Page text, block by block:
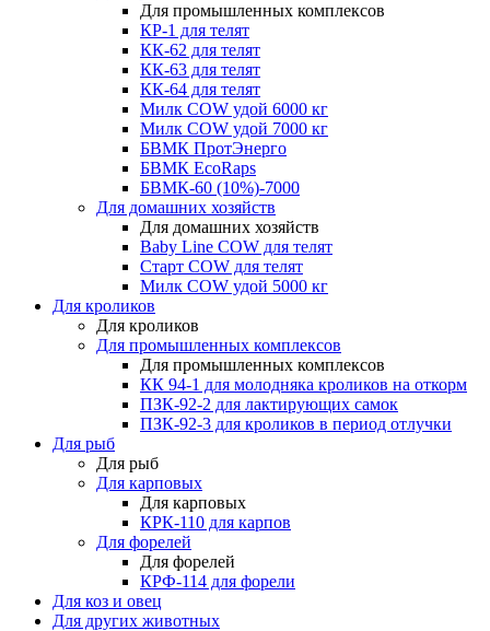
Для промышленных комплексов
КР-1 для телят
КК-62 для телят
КК-63 для телят
КК-64 для телят
Милк COW удой 6000 кг
Милк COW удой 7000 кг
БВМК ПротЭнерго
БВМК EcoRaps
БВМК-60 (10%)-7000
Для домашних хозяйств
Для домашних хозяйств
Baby Line COW для телят
Старт COW для телят
Милк COW удой 5000 кг
Для кроликов
Для кроликов
Для промышленных комплексов
Для промышленных комплексов
КК 94-1 для молодняка кроликов на откорм
ПЗК-92-2 для лактирующих самок
ПЗК-92-3 для кроликов в период отлучки
Для рыб
Для рыб
Для карповых
Для карповых
КРК-110 для карпов
Для форелей
Для форелей
КРФ-114 для форели
Для коз и овец
Для других животных